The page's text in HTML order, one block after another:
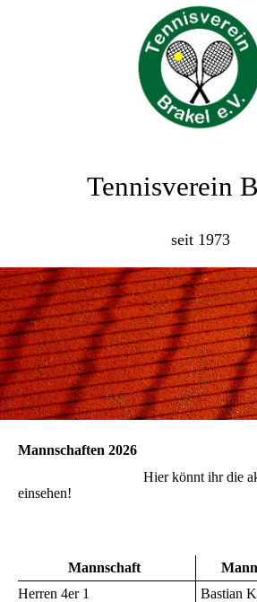
Tennisverein
seit 1973
Mannschaften 2026
Hier könnt ihr die
einsehen!
Mannschaft
Herren 4er 1
Bastian